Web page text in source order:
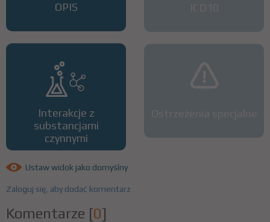
OPIS
Interakcje z
substancjami
czynnymi
Ustaw widok jako domyślny
Zaloguj się, aby dodać komentarz
Komentarze [0]